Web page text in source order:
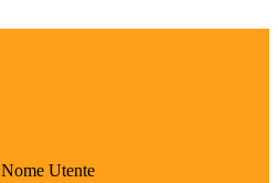
Nome Utente